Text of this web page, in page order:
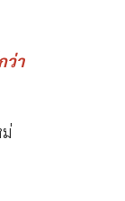
ว่า